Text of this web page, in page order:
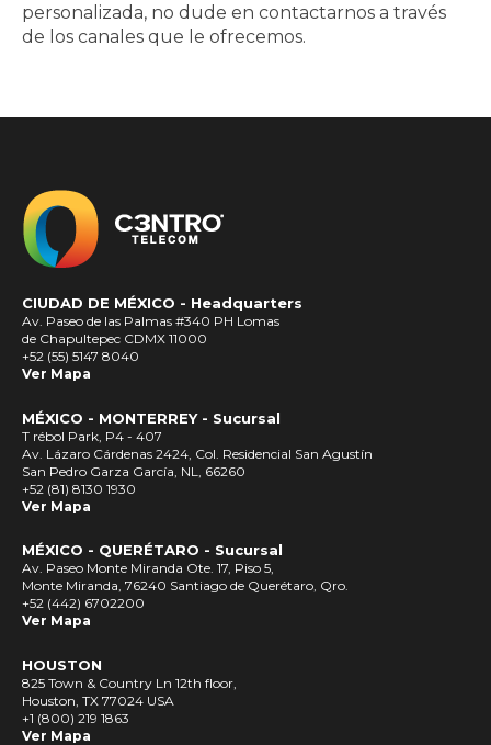
personalizada, no dude en contactarnos a través
de los canales que le ofrecemos.
CIUDAD DE MÉXICO - Headquarters
Av. Paseo de las Palmas #340 PH Lomas
de Chapultepec CDMX 11000
+52 (55) 5147 8040
Ver Mapa
MÉXICO - MONTERREY - Sucursal
T rébol Park, P4 - 407
Av. Lázaro Cárdenas 2424, Col. Residencial San Agustín
San Pedro Garza García, NL, 66260
+52 (81) 8130 1930
Ver Mapa
MÉXICO - QUERÉTARO - Sucursal
Av. Paseo Monte Miranda Ote. 17, Piso 5,
Monte Miranda, 76240 Santiago de Querétaro, Qro.
+52 (442) 6702200
Ver Mapa
HOUSTON
825 Town & Country Ln 12th floor,
Houston, TX 77024 USA
+1 (800) 219 1863
Ver Mapa